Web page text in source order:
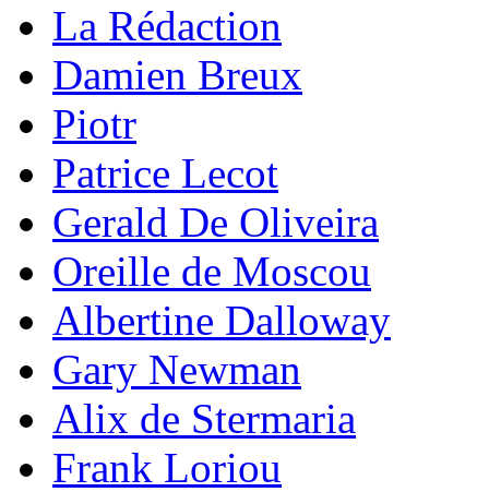
La Rédaction
Damien Breux
Piotr
Patrice Lecot
Gerald De Oliveira
Oreille de Moscou
Albertine Dalloway
Gary Newman
Alix de Stermaria
Frank Loriou